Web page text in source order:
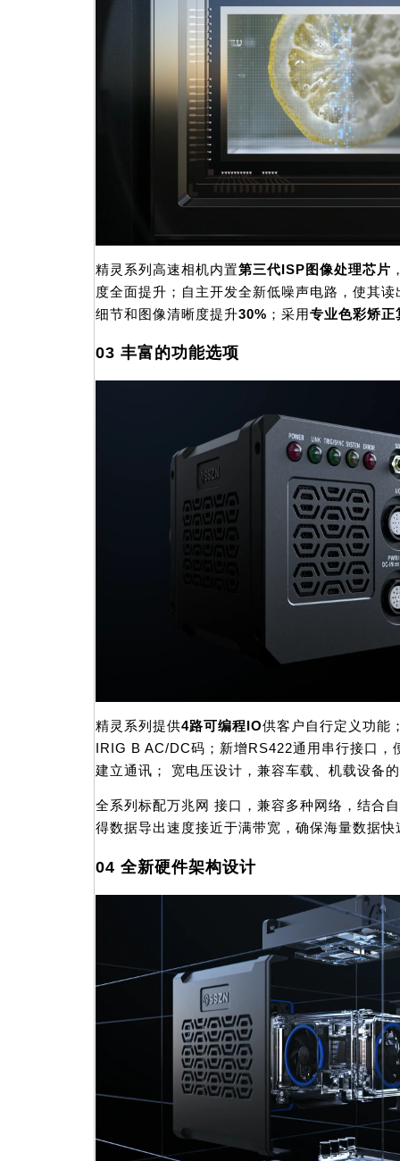
精灵系列高速相机内置第三代ISP图像处理芯片
度全面提升；自主开发全新低噪声电路，使其
细节和图像清晰度提升30% ；采用专业色彩矫正
03 丰富的功能选项
精灵系列提供4路可编程IO供客户自行定义功能
IRIG B AC/DC码；新增RS422通用串行接口
建立通讯； 宽电压设计，兼容车载、机载设备
全系列标配万兆网 接口，兼容多种网络，结合
得数据导出速度接近于满带宽，确保海量数据快
04 全新硬件架构设计